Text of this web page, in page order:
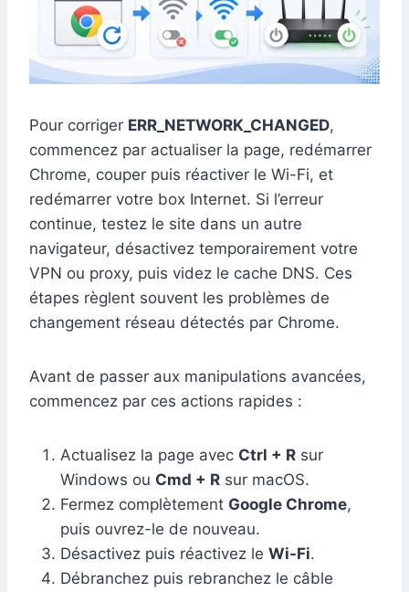
Pour corriger ERR_NETWORK_CHANGED,
commencez par actualiser la page, redémarrer
Chrome, couper puis réactiver le Wi-Fi, et
redémarrer votre box Internet. Si l’erreur
continue, testez le site dans un autre
navigateur, désactivez temporairement votre
VPN ou proxy, puis videz le cache DNS. Ces
étapes règlent souvent les problèmes de
changement réseau détectés par Chrome.
Avant de passer aux manipulations avancées,
commencez par ces actions rapides :
Actualisez la page avec Ctrl + R sur
Windows ou Cmd + R sur macOS.
Fermez complètement Google Chrome,
puis ouvrez-le de nouveau.
Désactivez puis réactivez le Wi-Fi.
Débranchez puis rebranchez le câble